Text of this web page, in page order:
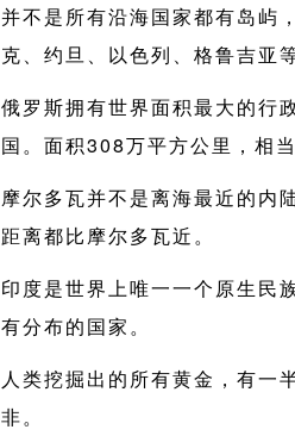
并不是所有沿海国家都有岛屿
克、约旦、以色列、格鲁吉亚等
俄罗斯拥有世界面积最大的行
国。面积308万平方公里，相
摩尔多瓦并不是离海最近的内
距离都比摩尔多瓦近。
印度是世界上唯一一个原生民
有分布的国家。
人类挖掘出的所有黄金，有一
非。